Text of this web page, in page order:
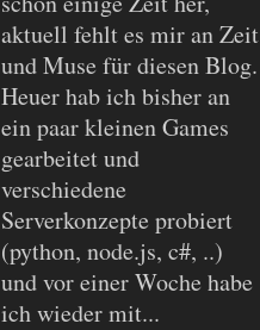
aktuell fehlt es mir an Zeit
und Muse für diesen Blog.
Heuer hab ich bisher an
ein paar kleinen Games
gearbeitet und
verschiedene
Serverkonzepte probiert
(python, node.js, c#, ..)
und vor einer Woche habe
ich wieder mit...